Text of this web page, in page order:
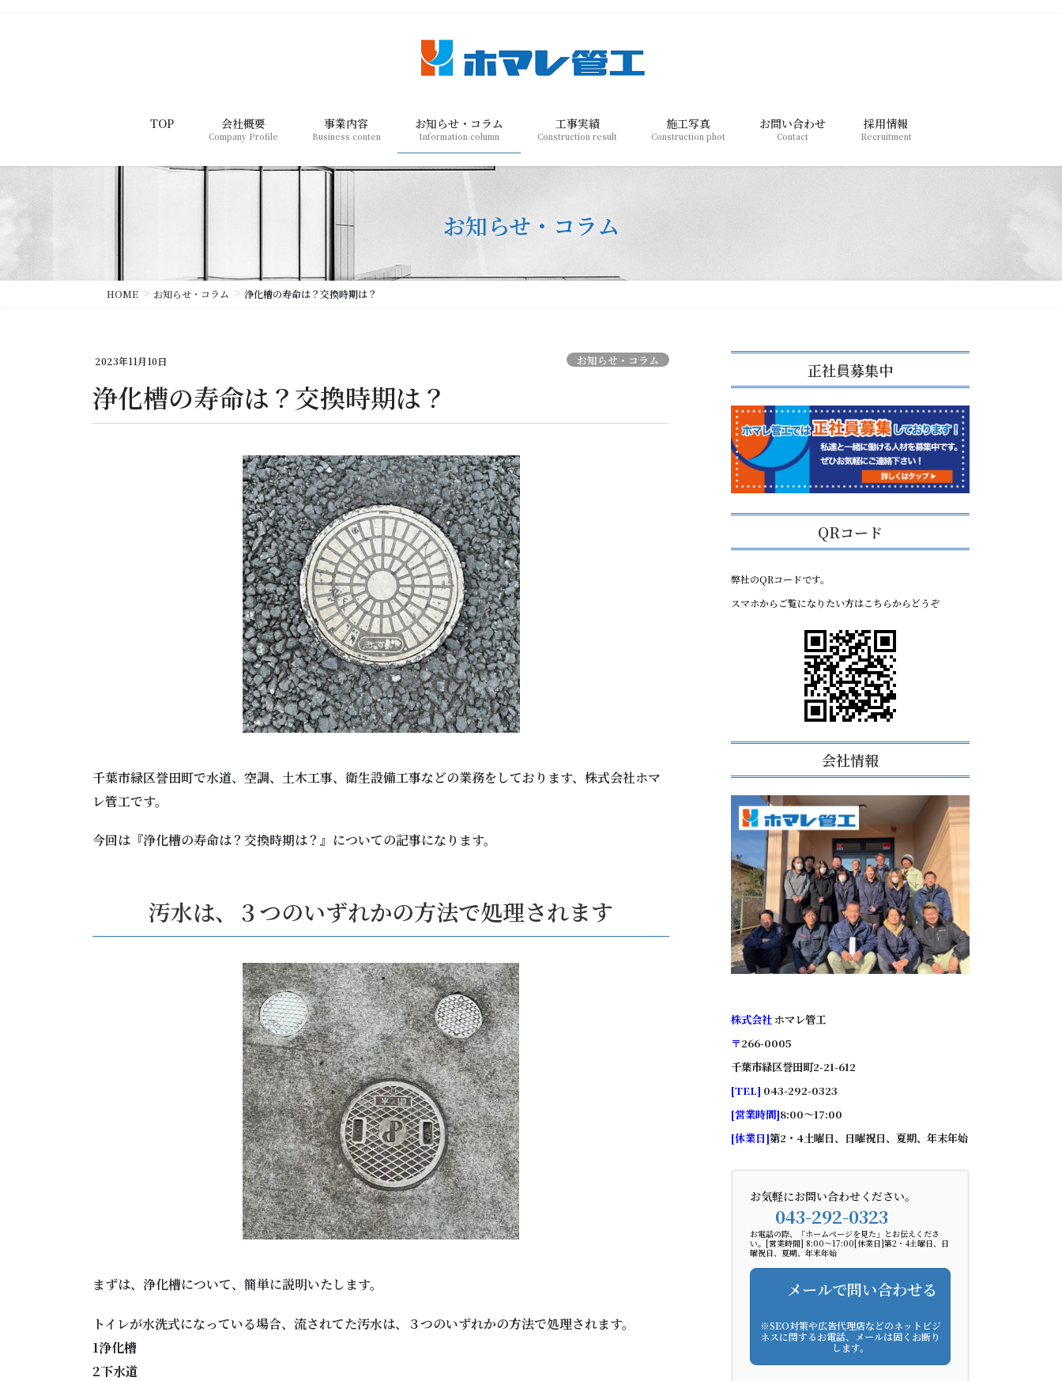
TOP 会社概要
Company Profile
事業内容
Business conten
お知らせ・コラム
Information.column
工事実績
Construction result
施工写真
Construction phot
お問い合わせ
Contact
採用情報
Recruitment
お知らせ・コラム
HOME お知らせ・コラム 浄化槽の寿命は？交換時期は？
2023年11月10日 お知らせ・コラム
浄化槽の寿命は？交換時期は？
千葉市緑区誉田町で水道、空調、土木工事、衛生設備工事などの業務をしております、株式会社ホマ
レ管工です。
今回は『浄化槽の寿命は？交換時期は？』についての記事になります。
汚水は、３つのいずれかの方法で処理されます
まずは、浄化槽について、簡単に説明いたします。
トイレが水洗式になっている場合、流されてた汚水は、３つのいずれかの方法で処理されます。
1浄化槽
2下水道
正社員募集中
QRコード
弊社のQRコードです。
スマホからご覧になりたい方はこちらからどうぞ
会社情報
株式会社 ホマレ管工
〒266-0005
千葉市緑区誉田町2-21-612
[TEL] 043-292-0323
[営業時間]8:00～17:00
[休業日]第2・4土曜日、日曜祝日、夏期、年末年始
お気軽にお問い合わせください。
043-292-0323
お電話の際、「ホームページを見た」とお伝えくださ
い。[営業時間] 8:00～17:00[休業日]第2・4土曜日、日
曜祝日、夏期、年末年始
メールで問い合わせる
※SEO対策や広告代理店などのネットビジ
ネスに関するお電話、メールは固くお断り
します。